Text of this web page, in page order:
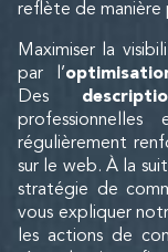
reflète de manière
Maximiser la
par l’
Des
régulièrement
sur le web. À la
stratégie de
vous expliquer
les actions de